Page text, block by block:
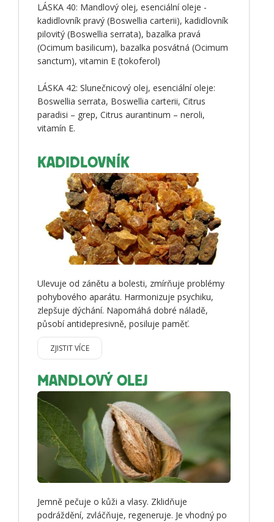
LÁSKA 40: Mandlový olej, esenciální oleje -
kadidlovník pravý (Boswellia carterii), kadidlovník
pilovitý (Boswellia serrata), bazalka pravá
(Ocimum basilicum), bazalka posvátná (Ocimum
sanctum), vitamin E (tokoferol)
LÁSKA 42: Slunečnicový olej, esenciální oleje:
Boswellia serrata, Boswellia carterii, Citrus
paradisi – grep, Citrus aurantinum – neroli,
vitamín E.
KADIDLOVNÍK
Ulevuje od zánětu a bolesti, zmírňuje problémy
pohybového aparátu. Harmonizuje psychiku,
zlepšuje dýchání. Napomáhá dobré náladě,
působí antidepresivně, posiluje paměť.
ZJISTIT VÍCE
MANDLOVÝ OLEJ
Jemně pečuje o kůži a vlasy. Zklidňuje
podráždění, zvláčňuje, regeneruje. Je vhodný po